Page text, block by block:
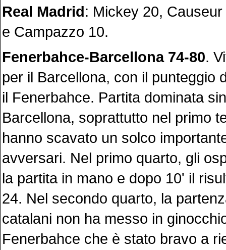
Real Madrid: Mickey 20,
e Campazzo 10.
Fenerbahce-Barcellona 74-80.
per il Barcellona, con il punteggio
il Fenerbahce. Partita dominata
Barcellona, soprattutto nel primo
hanno scavato un solco
avversari. Nel primo quarto, gli
la partita in mano e dopo 10' il
24. Nel secondo quarto, la
catalani non ha messo in
Fenerbahce che è stato bravo a